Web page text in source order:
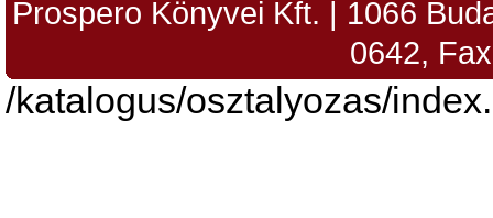
Prospero Könyvei Kft. | 1066
0642,
/katalogus/osztalyozas/